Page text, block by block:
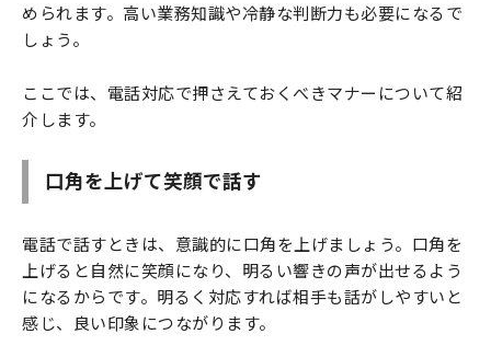
められます。高い業務知識や冷静な判断力も必要になるで
しょう。
ここでは、電話対応で押さえておくべきマナーについて紹
介します。
口角を上げて笑顔で話す
電話で話すときは、意識的に口角を上げましょう。口角を
上げると自然に笑顔になり、明るい響きの声が出せるよう
になるからです。明るく対応すれば相手も話がしやすいと
感じ、良い印象につながります。